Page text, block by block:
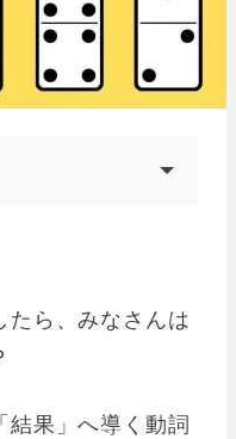
たら、みなさんは
結果」へ導く動詞